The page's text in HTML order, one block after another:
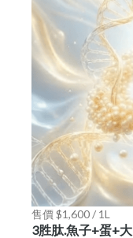
售價 $1,600 / 1L
3胜肽.魚子+蛋+大